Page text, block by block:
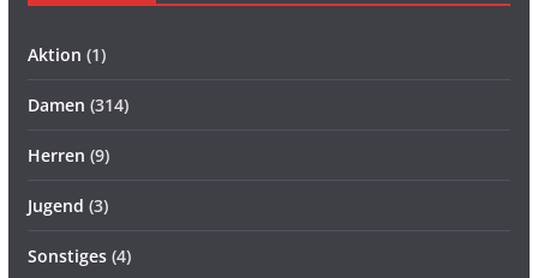
Aktion (1)
Damen (314)
Herren (9)
Jugend (3)
Sonstiges(4)